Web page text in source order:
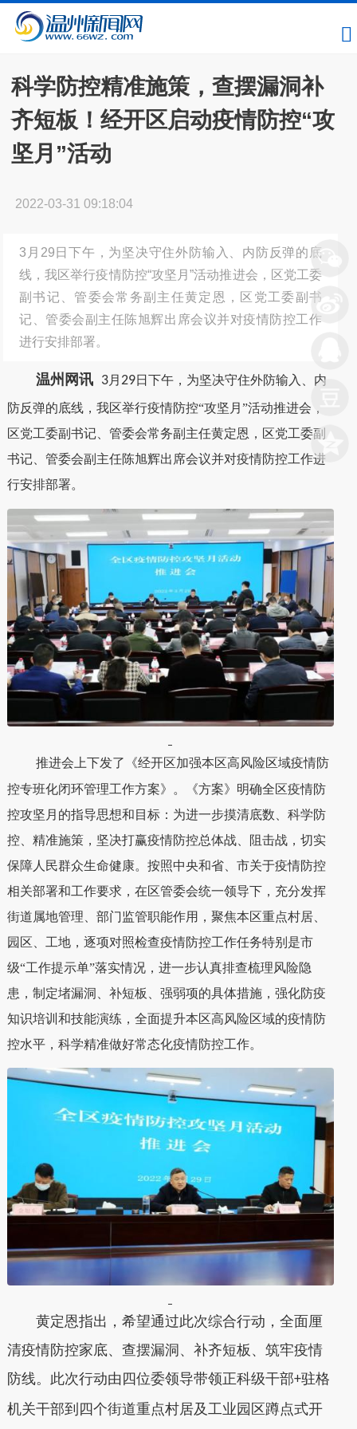
科学防控精准施策，查摆漏洞补
齐短板！经开区启动疫情防控“攻
坚月”活动
2022-03-31 09:18:04
3月29日下午，为坚决守住外防输入、内防反弹的底
线，我区举行疫情防控“攻坚月”活动推进会，区党工委
副书记、管委会常务副主任黄定恩，区党工委副书
记、管委会副主任陈旭辉出席会议并对疫情防控工作
进行安排部署。
温州网讯 3月 29日下午，为坚决守住外防输入、内
防反弹的底线，我区举行疫情防控“攻坚月”活动推进会，
区党工委副书记、管委会常务副主任黄定恩，区党工委副
书记、管委会副主任陈旭辉出席会议并对疫情防控工作进
行安排部署。
推进会上下发了《经开区加强本区高风险区域疫情防
控专班化闭环管理工作方案》。《方案》明确全区疫情防
控攻坚月的指导思想和目标：为进一步摸清底数、科学防
控、精准施策，坚决打赢疫情防控总体战、阻击战，切实
保障人民群众生命健康。按照中央和省、市关于疫情防控
相关部署和工作要求，在区管委会统一领导下，充分发挥
街道属地管理、部门监管职能作用，聚焦本区重点村居、
园区、工地，逐项对照检查疫情防控工作任务特别是市
级“工作提示单”落实情况，进一步认真排查梳理风险隐
患，制定堵漏洞、补短板、强弱项的具体措施，强化防疫
知识培训和技能演练，全面提升本区高风险区域的疫情防
控水平，科学精准做好常态化疫情防控工作。
黄定恩指出，希望通过此次综合行动，全面厘
清疫情防控家底、查摆漏洞、补齐短板、筑牢疫情
防线。此次行动由四位委领导带领正科级干部+驻格
机关干部到四个街道重点村居及工业园区蹲点式开